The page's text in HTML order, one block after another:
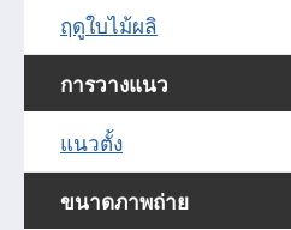
ฤดูใบไม้ผลิ
การวางแนว
แนวตั้ง
ขนาดภาพถ่าย